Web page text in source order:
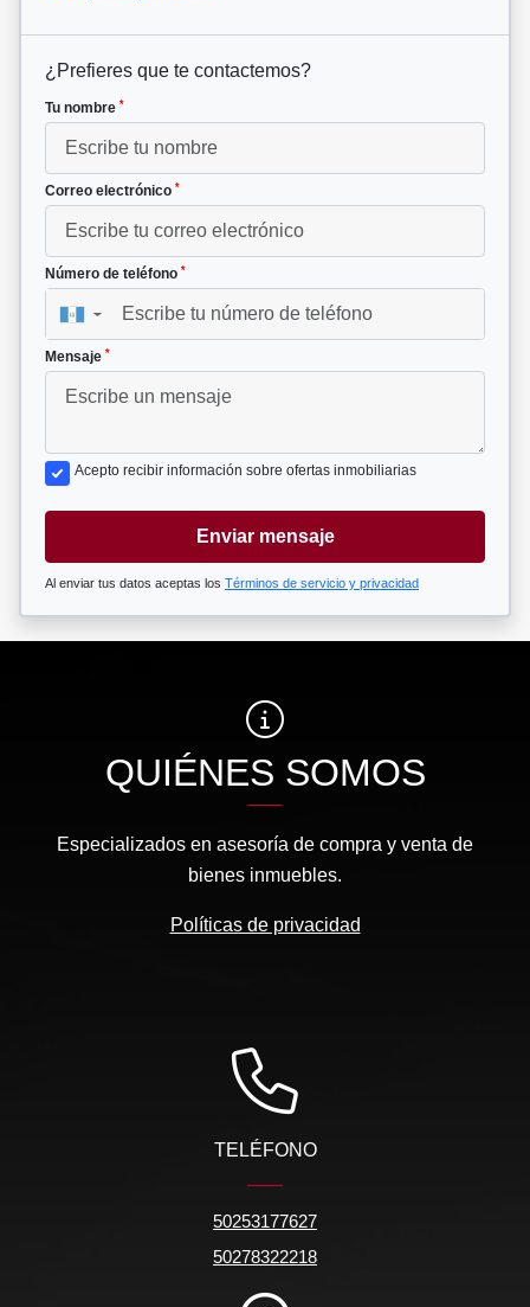
¿Prefieres que te contactemos?
Tu nombre *
Correo electrónico *
Número de teléfono *
▼
Mensaje *
Acepto recibir información sobre ofertas inmobiliarias
Enviar mensaje
Al enviar tus datos aceptas los Términos de servicio y privacidad
QUIÉNES SOMOS
Especializados en asesoría de compra y venta de
bienes inmuebles.
Políticas de privacidad
TELÉFONO
50253177627
50278322218